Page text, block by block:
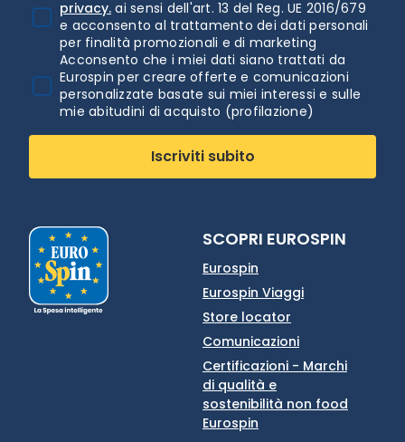
privacy. ai sensi dell'art. 13 del Reg. UE 2016/679
e acconsento al trattamento dei dati personali
per finalità promozionali e di marketing
Acconsento che i miei dati siano trattati da
Eurospin per creare offerte e comunicazioni
personalizzate basate sui miei interessi e sulle
mie abitudini di acquisto (profilazione)
Iscriviti subito
SCOPRI EUROSPIN
Eurospin
Eurospin Viaggi
Store locator
Comunicazioni
Certificazioni - Marchi
di qualità e
sostenibilità non food
Eurospin